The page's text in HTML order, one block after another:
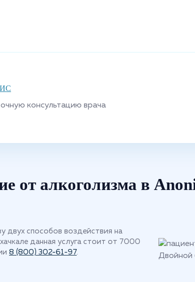
консультацию врача
от алкоголизма в
двух способов воздействия на
данная услуга стоит от 7000
8 (800) 302-61-97.